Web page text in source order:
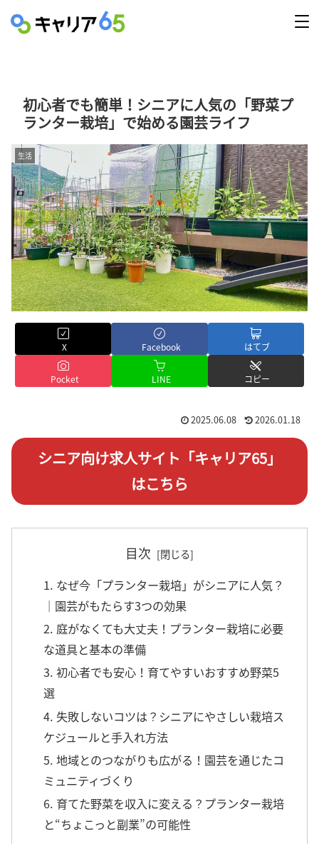
初心者でも簡単！シニアに人気の「野菜プ
ランター栽培」で始める園芸ライフ
生活
X Facebook はてブ
Pocket LINE コピー
2025.06.08 2026.01.18
シニア向け求人サイト「キャリア65」
はこちら
目次
1. なぜ今「プランター栽培」がシニアに人気？
｜園芸がもたらす3つの効果
2. 庭がなくても大丈夫！プランター栽培に必要
な道具と基本の準備
3. 初心者でも安心！育てやすいおすすめ野菜5
選
4. 失敗しないコツは？シニアにやさしい栽培ス
ケジュールと手入れ方法
5. 地域とのつながりも広がる！園芸を通じたコ
ミュニティづくり
6. 育てた野菜を収入に変える？プランター栽培
と“ちょこっと副業”の可能性